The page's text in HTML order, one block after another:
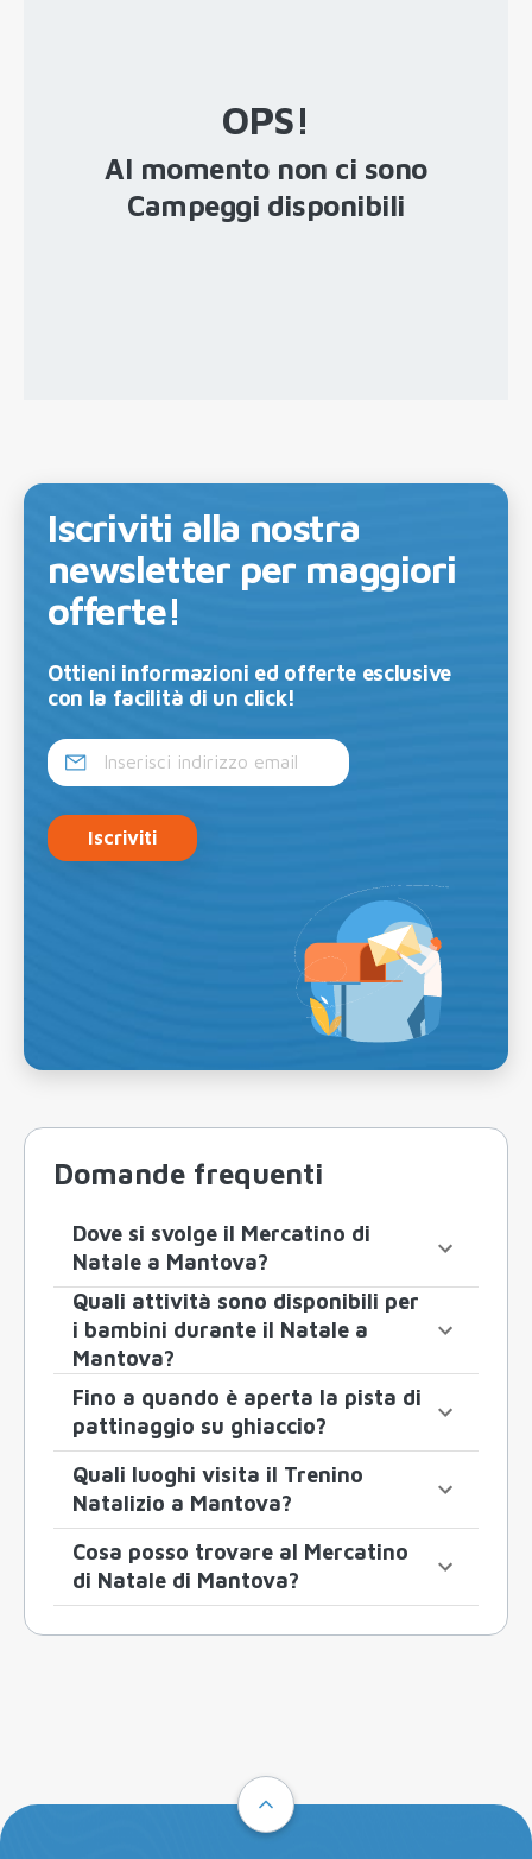
OPS!
Al momento non ci sono
Campeggi disponibili
Iscriviti alla nostra
newsletter per maggiori
offerte!
Ottieni informazioni ed offerte esclusive
con la facilità di un click!
Iscriviti
Domande frequenti
Dove si svolge il Mercatino di
Natale a Mantova?
Quali attività sono disponibili per
i bambini durante il Natale a
Mantova?
Fino a quando è aperta la pista di
pattinaggio su ghiaccio?
Quali luoghi visita il Trenino
Natalizio a Mantova?
Cosa posso trovare al Mercatino
di Natale di Mantova?